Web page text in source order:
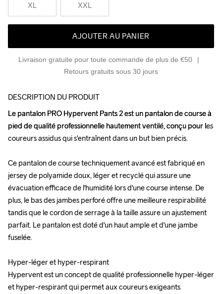
XL XXL
AJOUTER AU PANIER
Livraison gratuite pour toute commande de plus de €50
Retours gratuits sous 30 jours
DESCRIPTION DU PRODUIT
Le pantalon PRO Hypervent Pants 2 est un pantalon de course à
pied de qualité professionnelle hautement ventilé, conçu pour les
coureurs assidus qui s'entraînent dans un but bien précis.
Ce pantalon de course techniquement avancé est fabriqué en
jersey de polyamide doux, léger et recyclé qui assure une
évacuation efficace de l'humidité lors d'une course intense. De
plus, le bas des jambes perforé offre une meilleure respirabilité
tandis que le cordon de serrage à la taille assure un ajustement
parfait. Le pantalon est doté d'un haut ample et d'une jambe
fuselée.
Hyper-léger et hyper-respirant
Hypervent est un concept de qualité professionnelle hyper-léger
et hyper-respirant qui permet aux coureurs exigeants
Le pantalon PRO Hypervent Pants 2 est un pantalon de course à
pied de qualité professionnelle hautement ventilé, conçu pour les
coureurs assidus qui s'entraînent dans un but bien précis.
Ce pantalon de course techniquement avancé est fabriqué en
jersey de polyamide doux, léger et recyclé qui assure une
évacuation efficace de l'humidité lors d'une course intense. De
plus, le bas des jambes perforé offre une meilleure respirabilité
tandis que le cordon de serrage à la taille assure un ajustement
parfait. Le pantalon est doté d'un haut ample et d'une jambe
fuselée.
Hyper-léger et hyper-respirant
Hypervent est un concept de qualité professionnelle hyper-léger
et hyper-respirant qui permet aux coureurs exigeants